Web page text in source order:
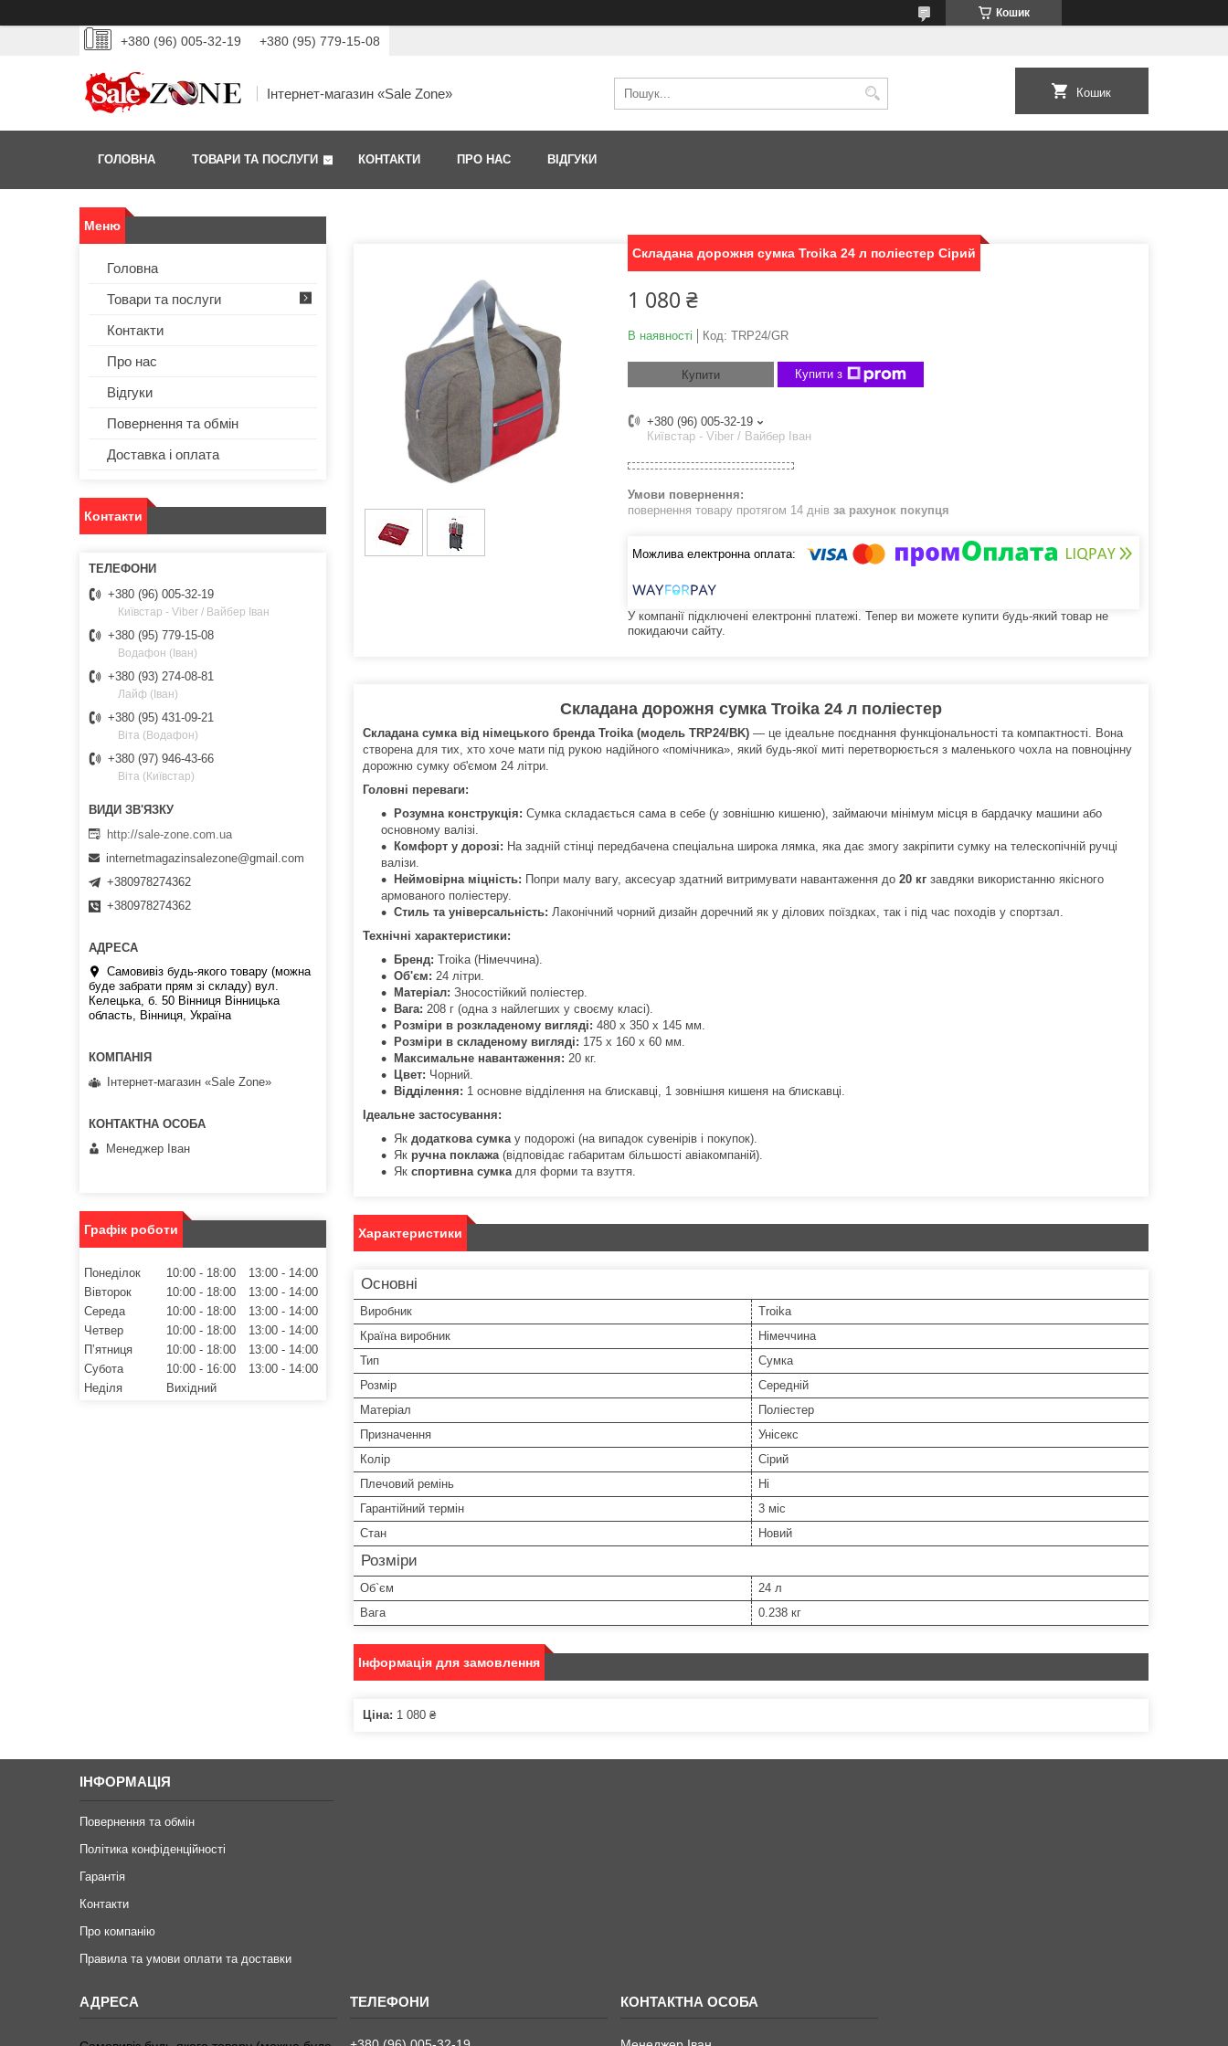
Кошик
+380 (96) 005-32-19 +380 (95) 779-15-08
Інтернет-магазин «Sale Zone» Кошик
ГОЛОВНА ТОВАРИ ТА ПОСЛУГИ КОНТАКТИ ПРО НАС ВІДГУКИ
Складана дорожня сумка Troika 24 л поліестер Сірий
1 080 ₴
В наявності Код: TRP24/GR
Купити Купити з
+380 (96) 005-32-19
Київстар - Viber / Вайбер Іван
повернення товару протягом 14 днів за рахунок покупця
У компанії підключені електронні платежі. Тепер ви можете купити будь-який товар не
покидаючи сайту.
Складана дорожня сумка Troika 24 л поліестер
Складана сумка від німецького бренда Troika (модель TRP24/BK) — це ідеальне поєднання функціональності та компактності. Вона
створена для тих, хто хоче мати під рукою надійного «помічника», який будь-якої миті перетворюється з маленького чохла на повноцінну
дорожню сумку об'ємом 24 літри.
Головні переваги:
Розумна конструкція: Сумка складається сама в себе (у зовнішню кишеню), займаючи мінімум місця в бардачку машини або
основному валізі.
Комфорт у дорозі: На задній стінці передбачена спеціальна широка лямка, яка дає змогу закріпити сумку на телескопічній ручці
валізи.
Неймовірна міцність: Попри малу вагу, аксесуар здатний витримувати навантаження до 20 кг завдяки використанню якісного
армованого поліестеру.
Стиль та універсальність: Лаконічний чорний дизайн доречний як у ділових поїздках, так і під час походів у спортзал.
Технічні характеристики:
Бренд: Troika (Німеччина).
Об'єм: 24 літри.
Матеріал: Зносостійкий поліестер.
Вага: 208 г (одна з найлегших у своєму класі).
Розміри в розкладеному вигляді: 480 x 350 x 145 мм.
Розміри в складеному вигляді: 175 x 160 x 60 мм.
Максимальне навантаження: 20 кг.
Цвет: Чорний.
Відділення: 1 основне відділення на блискавці, 1 зовнішня кишеня на блискавці.
Ідеальне застосування:
Як додаткова сумкау подорожі (на випадок сувенірів і покупок).
Як ручна поклажа(відповідає габаритам більшості авіакомпаній).
Як спортивна сумкадля форми та взуття.
Характеристики
Основні
Виробник
Troika
Країна виробник
Німеччина
Тип
Сумка
Розмір
Середній
Матеріал
Поліестер
Призначення
Унісекс
Колір
Сірий
Плечовий ремінь
Ні
Гарантійний термін
3 міс
Стан
Новий
Розміри
Об`єм
24 л
Вага
0.238 кг
Інформація для замовлення
Ціна: 1 080 ₴
Головна
Товари та послуги
Контакти
Про нас
Відгуки
Повернення та обмін
Доставка і оплата
Контакти
+380 (96) 005-32-19
Київстар - Viber / Вайбер Іван
+380 (95) 779-15-08
Водафон (Іван)
+380 (93) 274-08-81
Лайф (Іван)
+380 (95) 431-09-21
Віта (Водафон)
+380 (97) 946-43-66
Віта (Київстар)
http://sale-zone.com.ua
internetmagazinsalezone@gmail.com
+380978274362
+380978274362
Самовивіз будь-якого товару (можна
буде забрати прям зі складу) вул.
Келецька, б. 50 Вінниця Вінницька
область, Вінниця, Україна
Інтернет-магазин «Sale Zone»
Менеджер Іван
Графік роботи
Понеділок 10:00 18:00 13:00
14:00
Вівторок
10:00 18:00 13:00
14:00
Середа
10:00 18:00 13:00
14:00
Четвер
10:00 18:00 13:00
14:00
Пʼятниця
10:00 18:00 13:00
14:00
Субота
10:00 16:00 13:00
14:00
Неділя
Вихідний
ІНФОРМАЦІЯ
Повернення та обмін
Політика конфіденційності
Гарантія
Контакти
Про компанію
Правила та умови оплати та доставки